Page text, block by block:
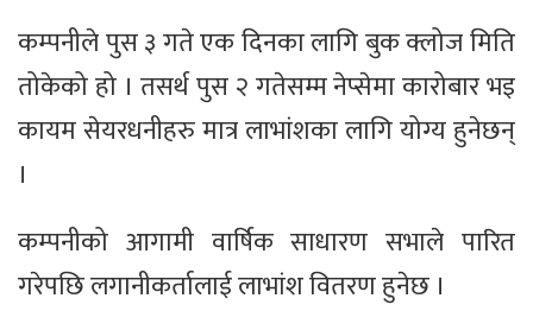
कम्पनीले पुस ३ गते एक दिनका लागि बुक क्लोज मिति
तोकेको हो । तसर्थ पुस २ गतेसम्म नेप्सेमा कारोबार भइ
कायम सेयरधनीहरु मात्र लाभांशका लागि योग्य हुनेछन्
।
कम्पनीको आगामी वार्षिक साधारण सभाले पारित
गरेपछि लगानीकर्तालाई लाभांश वितरण हुनेछ ।